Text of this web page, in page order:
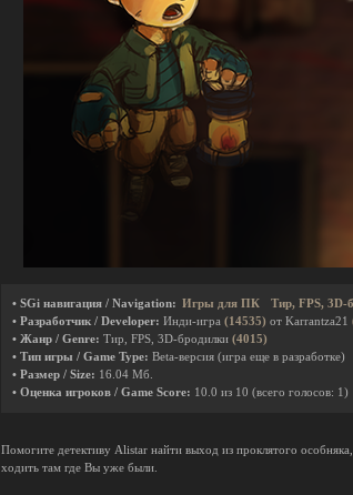
• SGi навигация / Navigation: Игры для ПК Тир, FPS, 3D-
• Разработчик / Developer: Инди-игра (14535) от Karrantza21
• Жанр / Genre: Тир, FPS, 3D-бродилки (4015)
• Тип игры / Game Type: Beta-версия (игра еще в разработке)
• Размер / Size: 16.04 Мб.
• Оценка игроков / Game Score: 10.0 из 10 (всего голосов: 1 )
Помогите детективу Alistar найти выход из проклятого
ходить там где Вы уже были.